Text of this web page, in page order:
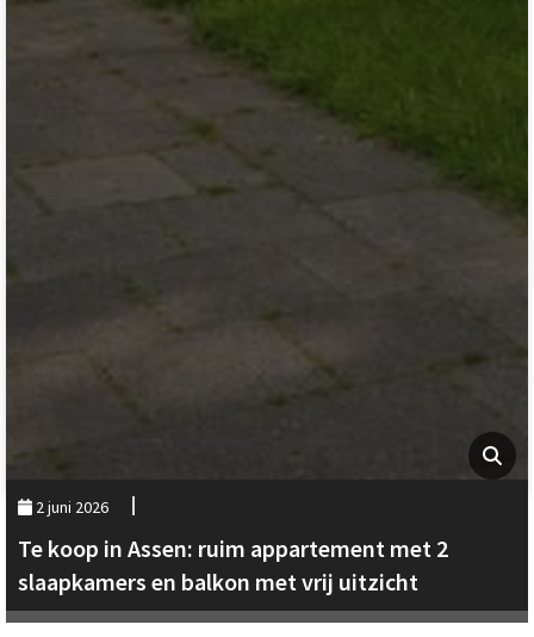
2 juni 2026
Te koop in Assen: ruim appartement met 2
slaapkamers en balkon met vrij uitzicht